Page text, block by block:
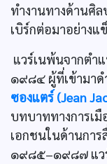
ทำงานทางด้านศิ
เบิร์กต่อมาอย่างแ
แวร์เนพ้นจากตำ
๑๙๘๔ ผู้ที่เข้ามาด
ซองแตร์ (Jean
บทบาททางการเมื
เอกชนในด้านการ
๑๙๘๕–๑๙๘๗ แว